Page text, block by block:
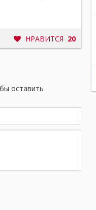
НРАВИТСЯ 20
оставить